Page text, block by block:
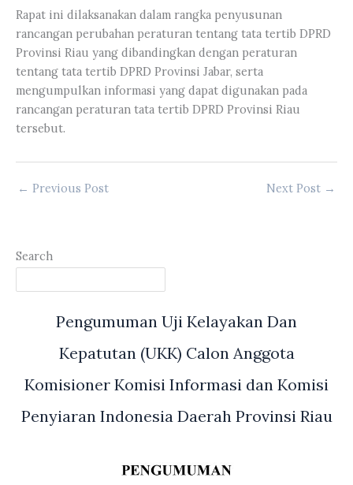
Rapat ini dilaksanakan dalam rangka penyusunan
rancangan perubahan peraturan tentang tata tertib DPRD
Provinsi Riau yang dibandingkan dengan peraturan
tentang tata tertib DPRD Provinsi Jabar, serta
mengumpulkan informasi yang dapat digunakan pada
rancangan peraturan tata tertib DPRD Provinsi Riau
tersebut.
← Previous Post Next Post →
Search
Pengumuman Uji Kelayakan Dan
Kepatutan (UKK) Calon Anggota
Komisioner Komisi Informasi dan Komisi
Penyiaran Indonesia Daerah Provinsi Riau